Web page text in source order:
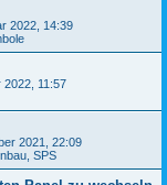
2022, 14:39
2022, 11:57
2021, 22:09
SPS